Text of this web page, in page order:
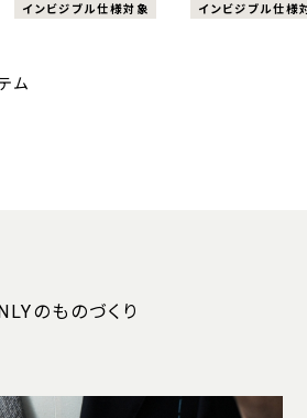
インビジブル仕様対象 インビジブル仕様
ム
のものづくり